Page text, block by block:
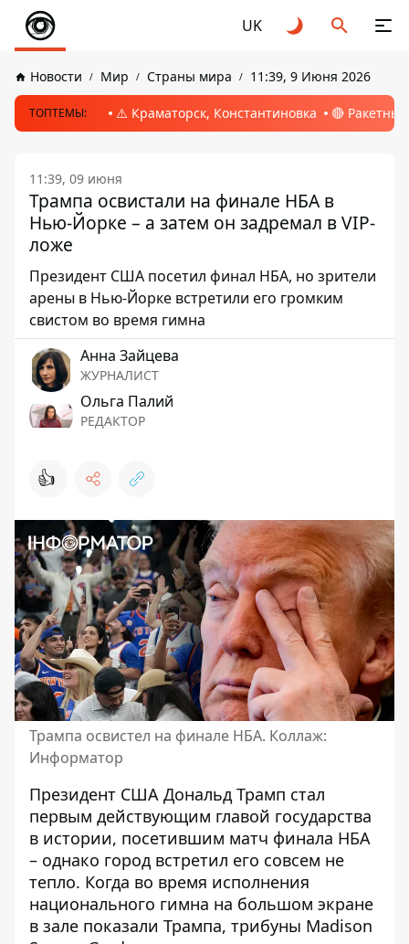
UK
Новости Мир Страны мира 11:39, 9 Июня 2026
ТОПТЕМЫ: ⚠️ Краматорск, Константиновка 🔴
11:39, 09 июня
Трампа освистали на финале НБА в
Нью-Йорке – а затем он задремал в VIP-
ложе
Президент США посетил финал НБА, но зрители
арены в Нью-Йорке встретили его громким
свистом во время гимна
Анна Зайцева
ЖУРНАЛИСТ
Ольга Палий
РЕДАКТОР
👍
Трампа освистел на финале НБА. Коллаж:
Информатор
Президент США Дональд Трамп стал
первым действующим главой государства
в истории, посетившим матч финала НБА
– однако город встретил его совсем не
тепло. Когда во время исполнения
национального гимна на большом экране
в зале показали Трампа, трибуны Madison